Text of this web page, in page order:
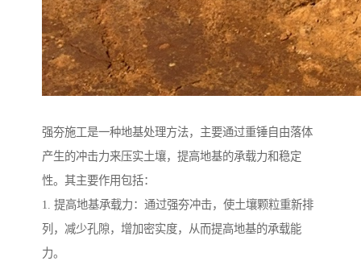
强夯施工是一种地基处理方法，主要通过重锤自由落体
产生的冲击力来压实土壤，提高地基的承载力和稳定
性。其主要作用包括：
1. 提高地基承载力：通过强夯冲击，使土壤颗粒重新排
列，减少孔隙，增加密实度，从而提高地基的承载能
力。